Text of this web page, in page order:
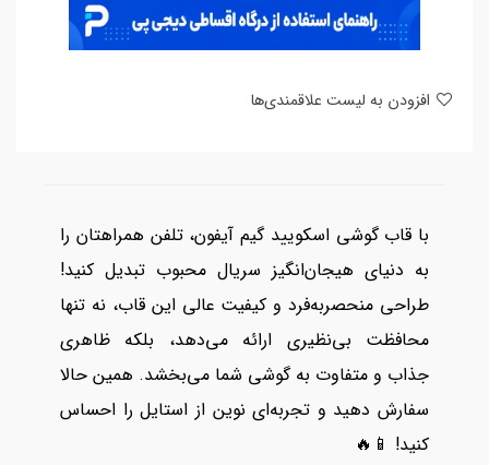
با قاب گوشی اسکویید گیم آیفون، تلفن همراهتان را
به دنیای هیجان‌انگیز سریال محبوب تبدیل کنید!
طراحی منحصر‌به‌فرد و کیفیت عالی این قاب، نه تنها
محافظت بی‌نظیری ارائه می‌دهد، بلکه ظاهری
جذاب و متفاوت به گوشی شما می‌بخشد. همین حالا
سفارش دهید و تجربه‌ای نوین از استایل را احساس
کنید! 📱🔥